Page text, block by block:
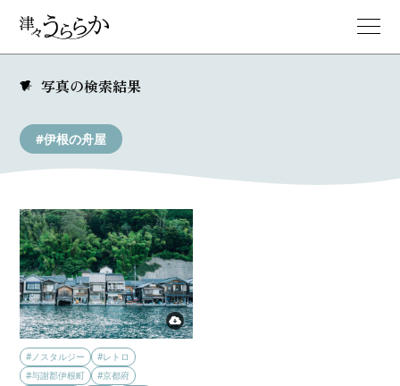
写真の検索結果
#伊根の舟屋
#ノスタルジー
#レトロ
#与謝郡伊根町
#京都府